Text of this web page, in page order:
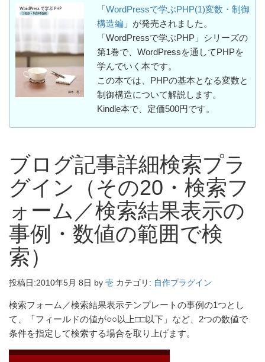
「 WordPressで学ぶPHP(1)変数・制御
構造編 」が発売されました。
「WordPressで学ぶPHP」シリーズの
第1巻で、WordPressを通してPHPを
学んでいく本です。
この本では、PHPの基本となる変数と
制御構造について解説します。
Kindle本で、定価500円です。
ブログ記事詳細検索プラ
グイン（その20・検索フ
ォーム／検索結果表示の
事例・数値の範囲で検
索）
投稿日:2010年5月 8日 by 壱 カテゴリ: 自作プラグイン
検索フォーム／検索結果表示テンプレートの事例の1つとし
て、「フィールドの値が○○以上□□以下」など、2つの数値で
条件を指定して検索する場合を取り上げます。